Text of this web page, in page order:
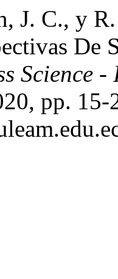
J. C., y
De
Science
pp. 15-